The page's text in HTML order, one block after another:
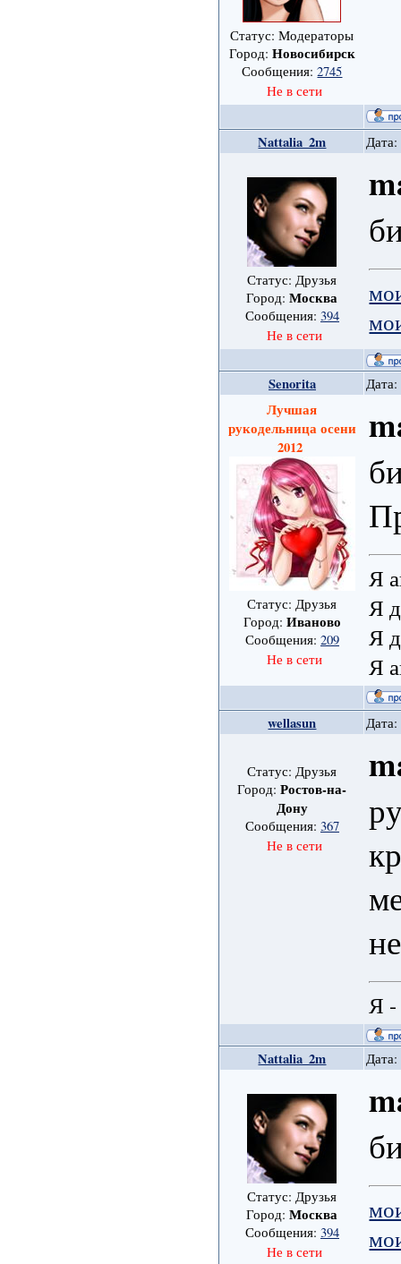
Статус: Модераторы
Город: Новосибирск
Сообщения:2745
Не в сети
Nattalia_2m
Статус: Друзья
Город:Москва
Сообщения: 394
Не в сети
Senorita
Лучшая
рукодельница осени
2012
Статус: Друзья
Город: Иваново
Сообщения: 209
Не в сети
Я
Я
Я
Я
wellasun
Статус: Друзья
Город:Ростов-на-
Дону
Сообщения: 367
Не в сети
Я -
Nattalia_2m
Статус: Друзья
Город:Москва
Сообщения: 394
Не в сети